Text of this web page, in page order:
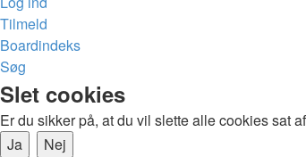
Tilmeld
Boardindeks
Søg
Slet cookies
Er du sikker på, at du vil slette alle cookies sat